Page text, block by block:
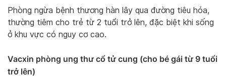
Phòng ngừa bệnh thương hàn lây qua đường tiêu hóa,
thường tiêm cho trẻ từ 2 tuổi trở lên, đặc biệt khi sống
ở khu vực có nguy cơ cao.
Vacxin phòng ung thư cổ tử cung (cho bé gái từ 9 tuổi
trở lên)